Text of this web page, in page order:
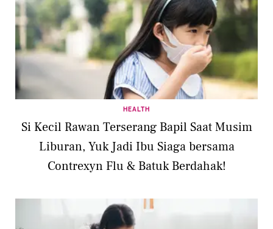
HEALTH
Si Kecil Rawan Terserang Bapil Saat Musim
Liburan, Yuk Jadi Ibu Siaga bersama
Contrexyn Flu & Batuk Berdahak!